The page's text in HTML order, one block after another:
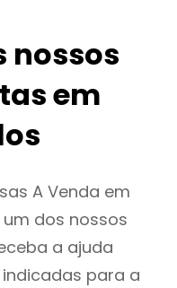
nossos
em
A Venda em
dos nossos
a ajuda
para a